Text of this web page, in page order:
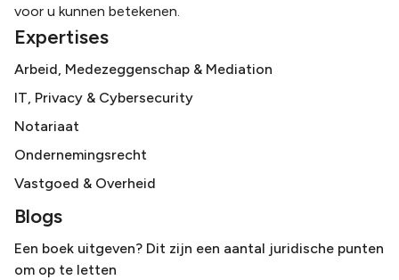
voor u kunnen betekenen.
Expertises
Arbeid, Medezeggenschap & Mediation
IT, Privacy & Cybersecurity
Notariaat
Ondernemingsrecht
Vastgoed & Overheid
Blogs
Een boek uitgeven? Dit zijn een aantal juridische punten
om op te letten